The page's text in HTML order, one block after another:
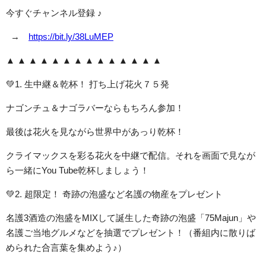
今すぐチャンネル登録 ♪
→ https://bit.ly/38LuMEP
▲ ▲ ▲ ▲ ▲ ▲ ▲ ▲ ▲ ▲ ▲ ▲ ▲ ▲
💚1. 生中継＆乾杯！ 打ち上げ花火７５発
ナゴンチュ＆ナゴラバーならもちろん参加！
最後は花火を見ながら世界中があっり乾杯！
クライマックスを彩る花火を中継で配信。それを画面で見なが
ら一緒にYou Tube乾杯しましょう！
💚2. 超限定！ 奇跡の泡盛など名護の物産をプレゼント
名護3酒造の泡盛をMIXして誕生した奇跡の泡盛「75Majun」や
名護ご当地グルメなどを抽選でプレゼント！（番組内に散りば
められた合言葉を集めよう♪）